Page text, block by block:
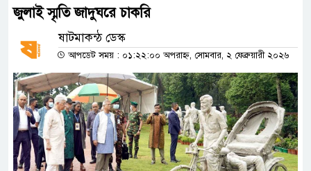
জুলাই স্মৃতি জাদুঘরে চাকরি
ষাটমাকন্ঠ ডেস্ক
আপডেট সময় : ০১:২২:০০ অপরাহ্ন, সোমবার, ২ ফেব্রুয়ারী ২০২৬